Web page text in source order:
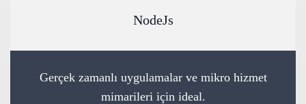
NodeJs
Gerçek zamanlı uygulamalar ve mikro hizmet
mimarileri için ideal.